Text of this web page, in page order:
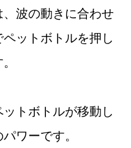
波の動きに合わせ
ットボトルを押し
トボトルが移動し
ワーです。